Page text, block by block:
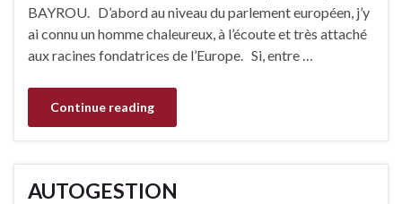
BAYROU. D’abord au niveau du parlement européen, j’y
ai connu un homme chaleureux, à l’écoute et très attaché
aux racines fondatrices de l’Europe. Si, entre …
Continue reading
AUTOGESTION